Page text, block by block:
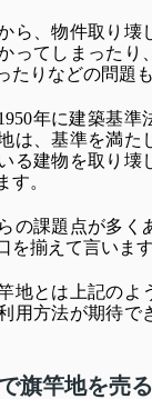
ら、物件取り壊
ってしまったり
たりなどの問題
年に建築基準
は、基準を満た
る建物を取り壊
す。
の課題点が多く
を揃えて言います
地とは上記のよ
用方法が期待で
旗竿地を売